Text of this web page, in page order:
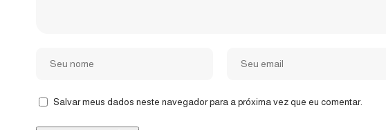
Salvar meus dados neste navegador para a próxima vez que eu comentar.